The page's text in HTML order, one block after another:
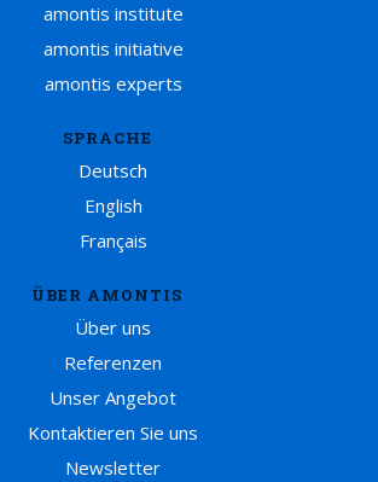
amontis institute
amontis initiative
amontis experts
SPRACHE
Deutsch
English
Français
ÜBER AMONTIS
Über uns
Referenzen
Unser Angebot
Kontaktieren Sie uns
Newsletter